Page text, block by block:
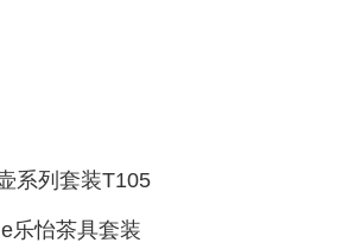
系列套装T105
乐怡茶具套装